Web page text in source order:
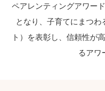
ペアレンティングアワー
となり、子育てにまつ
ト）を表彰し、信頼性が
るアワ